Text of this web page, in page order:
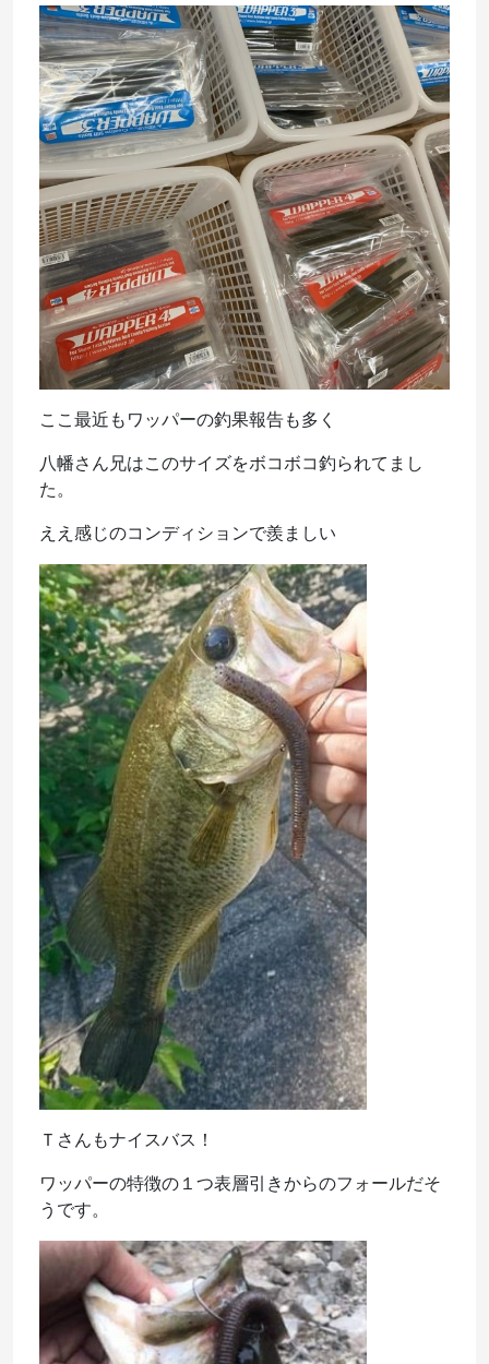
ここ最近もワッパーの釣果報告も多く
八幡さん兄はこのサイズをボコボコ釣られてまし
た。
ええ感じのコンディションで羨ましい
Ｔさんもナイスバス！
ワッパーの特徴の１つ表層引きからのフォールだそ
うです。